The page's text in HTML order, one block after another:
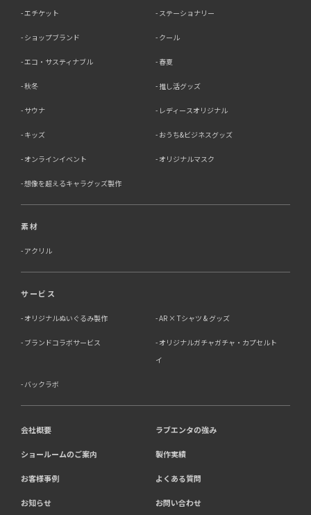
エチケット ステーショナリー
ショップブランド クール
エコ・サスティナブル 春夏
秋冬 推し活グッズ
サウナ レディースオリジナル
キッズ おうち&ビジネスグッズ
オンラインイベント オリジナルマスク
想像を超えるキャラグッズ製作
素材
アクリル
サービス
オリジナルぬいぐるみ製作 AR × Tシャツ & グッズ
ブランドコラボサービス
オリジナルガチャガチャ・カプセルト
イ
バックラボ
会社概要 ラブエンタの強み
ショールームのご案内 製作実績
お客様事例 よくある質問
お知らせ お問い合わせ